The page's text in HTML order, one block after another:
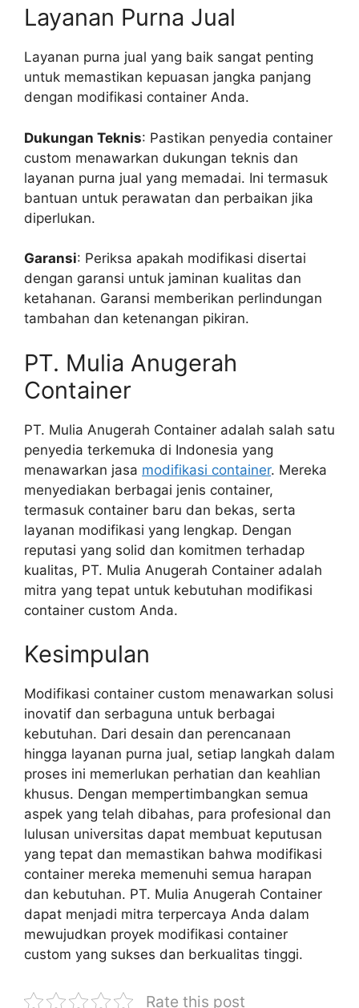
Layanan Purna Jual
Layanan purna jual yang baik sangat penting
untuk memastikan kepuasan jangka panjang
dengan modifikasi container Anda.
Dukungan Teknis: Pastikan penyedia container
custom menawarkan dukungan teknis dan
layanan purna jual yang memadai. Ini termasuk
bantuan untuk perawatan dan perbaikan jika
diperlukan.
Garansi: Periksa apakah modifikasi disertai
dengan garansi untuk jaminan kualitas dan
ketahanan. Garansi memberikan perlindungan
tambahan dan ketenangan pikiran.
PT. Mulia Anugerah
Container
PT. Mulia Anugerah Container adalah salah satu
penyedia terkemuka di Indonesia yang
menawarkan jasa modifikasi container. Mereka
menyediakan berbagai jenis container,
termasuk container baru dan bekas, serta
layanan modifikasi yang lengkap. Dengan
reputasi yang solid dan komitmen terhadap
kualitas, PT. Mulia Anugerah Container adalah
mitra yang tepat untuk kebutuhan modifikasi
container custom Anda.
Kesimpulan
Modifikasi container custom menawarkan solusi
inovatif dan serbaguna untuk berbagai
kebutuhan. Dari desain dan perencanaan
hingga layanan purna jual, setiap langkah dalam
proses ini memerlukan perhatian dan keahlian
khusus. Dengan mempertimbangkan semua
aspek yang telah dibahas, para profesional dan
lulusan universitas dapat membuat keputusan
yang tepat dan memastikan bahwa modifikasi
container mereka memenuhi semua harapan
dan kebutuhan. PT. Mulia Anugerah Container
dapat menjadi mitra terpercaya Anda dalam
mewujudkan proyek modifikasi container
custom yang sukses dan berkualitas tinggi.
Rate this post